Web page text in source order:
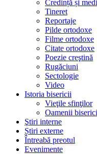
Credință și
Tineret
Reportaje
Pilde ortodoxe
Filme ortodoxe
Citate ortodoxe
Poezie creştină
Rugăciuni
Sectologie
Video
Istoria bisericii
Vieţile sfinţilor
Oamenii
Ştiri interne
Știri externe
Întreabă preotul
Evenimente